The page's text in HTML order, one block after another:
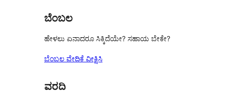
ಬೆಂಬಲ
ಹೇಳಲು ಏನಾದರೂ ಸಿಕ್ಕಿದೆಯೇ? ಸಹಾಯ ಬೇಕೇ?
ಬೆಂಬಲ ವೇದಿಕೆ ವೀಕ್ಷಿಸಿ
ವರದಿ